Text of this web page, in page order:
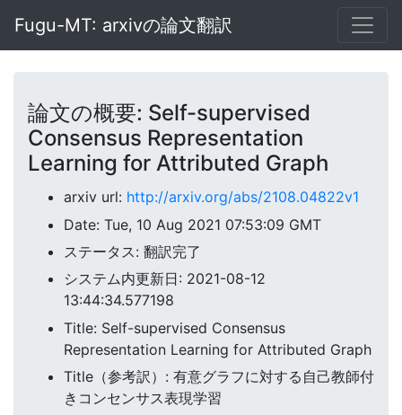
Fugu-MT: arxivの論文翻訳
論文の概要: Self-supervised
Consensus Representation
Learning for Attributed Graph
arxiv url: http://arxiv.org/abs/2108.04822v1
Date: Tue, 10 Aug 2021 07:53:09 GMT
ステータス: 翻訳完了
システム内更新日: 2021-08-12
13:44:34.577198
Title: Self-supervised Consensus
Representation Learning for Attributed Graph
Title（参考訳）: 有意グラフに対する自己教師付
きコンセンサス表現学習